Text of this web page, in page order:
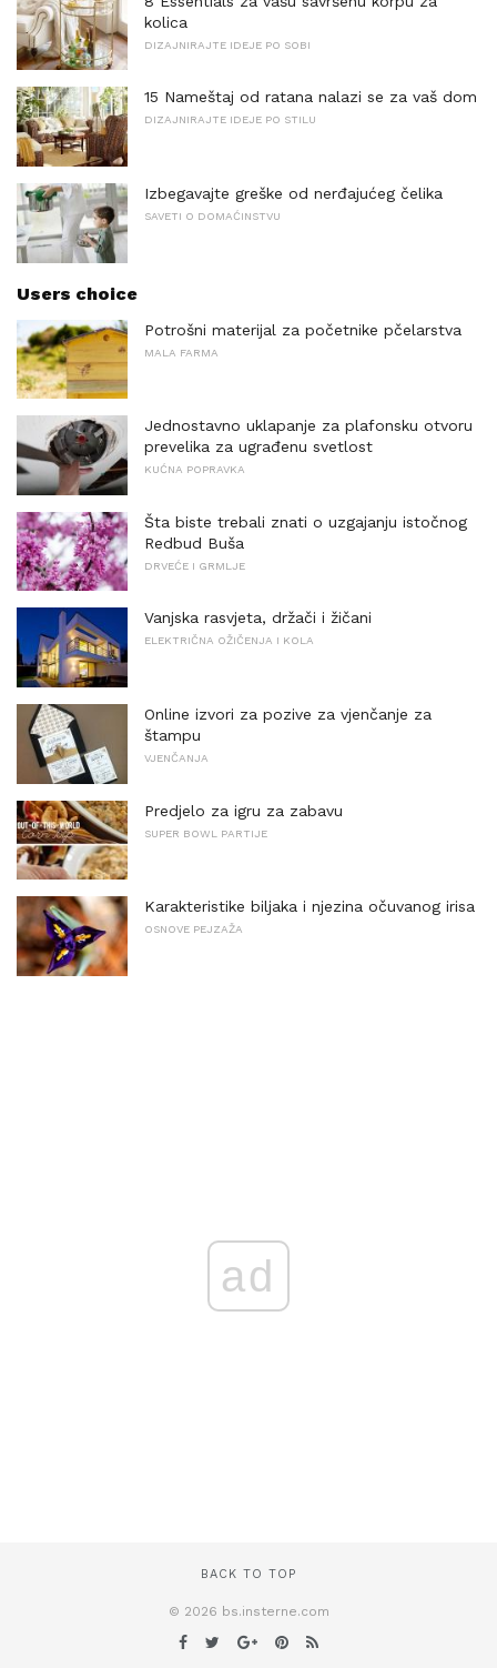
kolica
DIZAJNIRAJTE IDEJE PO SOBI
15 Nameštaj od ratana nalazi se za vaš dom
DIZAJNIRAJTE IDEJE PO STILU
Izbegavajte greške od nerđajućeg čelika
SAVETI O DOMAĆINSTVU
Users choice
Potrošni materijal za početnike pčelarstva
MALA FARMA
Jednostavno uklapanje za plafonsku otvoru
prevelika za ugrađenu svetlost
KUĆNA POPRAVKA
Šta biste trebali znati o uzgajanju istočnog
Redbud Buša
DRVEĆE I GRMLJE
Vanjska rasvjeta, držači i žičani
ELEKTRIČNA OŽIČENJA I KOLA
Online izvori za pozive za vjenčanje za
štampu
VJENČANJA
Predjelo za igru ​​za zabavu
SUPER BOWL PARTIJE
Karakteristike biljaka i njezina očuvanog irisa
OSNOVE PEJZAŽA
ad
BACK TO TOP
© 2026 bs.insterne.com